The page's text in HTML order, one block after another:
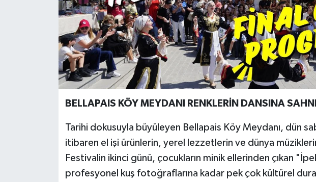
BELLAPAIS KÖY MEYDANI RENKLERİN DANSINA
Tarihi dokusuyla büyüleyen Bellapais Köy Meydanı, dün
itibaren el işi ürünlerin, yerel lezzetlerin ve dünya
Festivalin ikinci günü, çocukların minik ellerinden çıkan
profesyonel kuş fotoğraflarına kadar pek çok kültürel